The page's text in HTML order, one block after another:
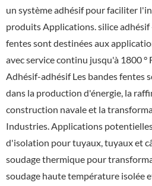
un système adhésif pour faciliter
produits Applications. silice adhésif
fentes sont destinées aux
avec service continu jusqu'à 1800 °
Adhésif-adhésif Les bandes fentes
dans la production d'énergie, la
construction navale et la
Industries. Applications
d'isolation pour tuyaux, tuyaux et
soudage thermique pour
soudage haute température isolée